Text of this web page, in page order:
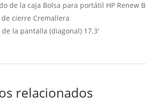
de la caja Bolsa para portátil HP Renew
de cierre Cremallera
la pantalla (diagonal) 17.3′
relacionados